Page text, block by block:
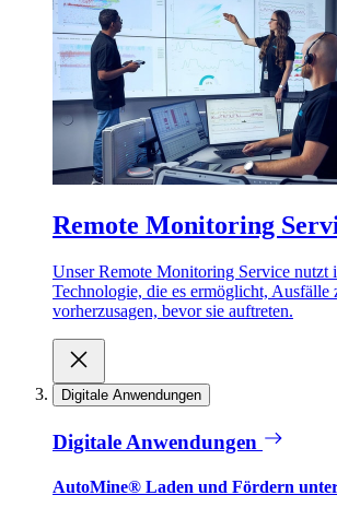
Remote Monitoring
Unser Remote Monitoring Service nutzt
Technologie, die es ermöglicht, Ausfälle
vorherzusagen, bevor sie auftreten.
Digitale Anwendungen
Digitale Anwendungen
AutoMine® Laden und Fördern